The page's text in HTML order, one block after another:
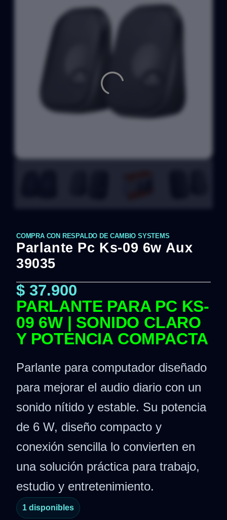
COMPRA CON RESPALDO DE CAMBIO SYSTEMS
Parlante Pc Ks-09 6w Aux
39035
$ 37.900
PARLANTE PARA PC KS-
09 6W | SONIDO CLARO
Y POTENCIA COMPACTA
Parlante para computador diseñado
para mejorar el audio diario con un
sonido nítido y estable. Su potencia
de 6 W, diseño compacto y
conexión sencilla lo convierten en
una solución práctica para trabajo,
estudio y entretenimiento.
1 disponibles